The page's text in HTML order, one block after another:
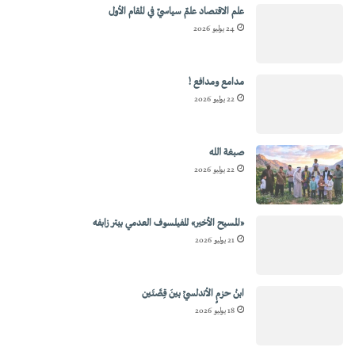
علم الاقتصاد علمٌ سياسيٌ في المقام الأول
24 يوليو 2026
مدامع ومدافع !
22 يوليو 2026
صبغة الله
22 يوليو 2026
«المسيح الأخير» للفيلسوف العدمي بيتر زابفه
21 يوليو 2026
ابنُ حزمٍ الأندلسيِّ بينَ قِصَّتَين
18 يوليو 2026